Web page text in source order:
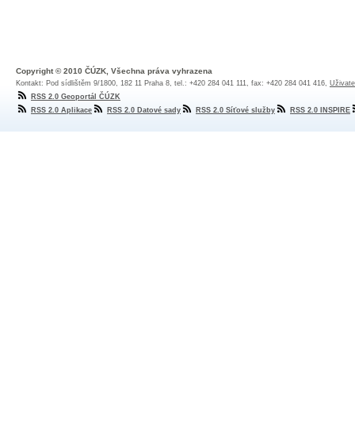
Copyright © 2010 ČÚZK, Všechna práva vyhrazena
Kontakt: Pod sídlištěm 9/1800, 182 11 Praha 8, tel.: +420 284 041 111, fax: +420 284 041 416,
RSS 2.0 Geoportál ČÚZK
RSS 2.0 Aplikace
RSS 2.0 Datové sady RSS 2.0 Síťové služby RSS 2.0 INSPIRE